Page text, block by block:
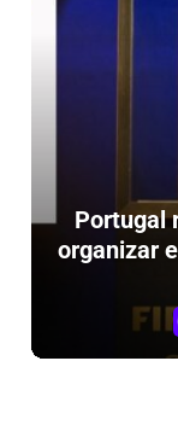
Portugal
organizar